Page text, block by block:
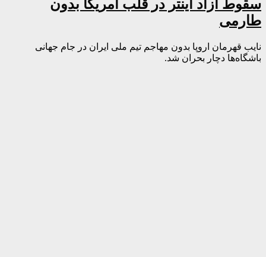
سقوط آزاد اینتر در قلب آمریکا بدون
طارمی
نایب قهرمان اروپا بدون مهاجم تیم ملی ایران در جام جهانی
باشگاه‌ها دچار بحران شد.